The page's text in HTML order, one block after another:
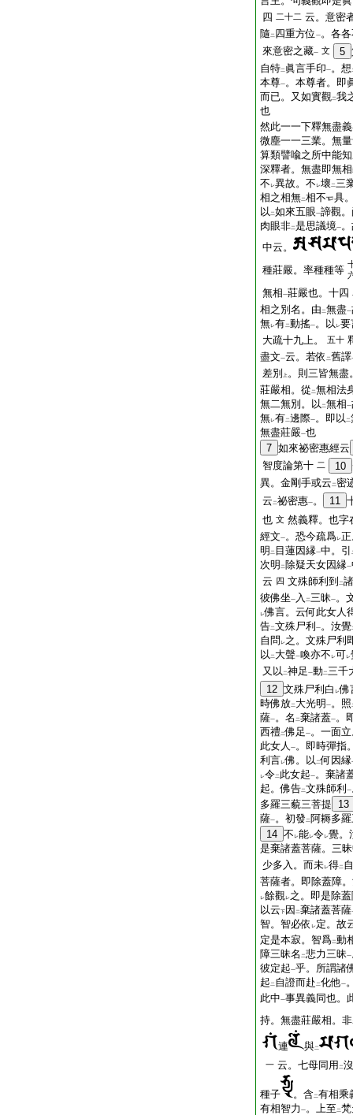
四 二十二 云。意密
隨 二 四重方位 一。各
來意密之藏一 文 5
自特二 眞言手印一。想
本尊一。本尊者。即
而已。又如實觀二我
也
然此一一下釋無盡義
微塵一一三業。無
算類譬喩之所中能知
深釋者。無盡即無
不 レ異故。不 レ壞 二三
相之相無二相不
具
以 二如來五眼一諦觀
肉眼非二是思議境一
中云。
種莊嚴。率種種等
無相一莊嚴也。十四
相之別名。由 二無盡一
無レ有二動搖一。以 レ要
大疏十九上。
五十
盡文一云。若依 二舊譯
差別 上 。則三皆無盡
莊嚴相。從 二無相法
無二無別。以 二無相一
無レ有二邊際一。即以 二
無盡莊嚴一也
7 如來祕密惠經云
智度論第十 二 10
異。金剛手或云 二密
云 二祕密惠一。 11
也 文 然義釋。也字
經文一。恐今疏爲レ
明 二 目蓮因縁一中。引
次明 二 除疑天女因縁一
云 四 文殊師利到 二
彼佛坐一 入 二三昧一。
レ佛言。云何此女人
告二文殊尸利 一。汝覺
自問 レ之。文殊尸利
以 二 大聲一喚亦不 レ可レ
又以 二神足 一動二三千
12 文殊尸利白 レ佛
時佛放二 大光明 一。照
薩一。名 二棄諸蓋一。
西禮 二佛足 一。一面
此女人 一。即時彈指
利言レ佛。以 二何因縁
レ令二 此女起一。棄諸
起。佛告二文殊師利 一
多羅三藐三菩提
13
薩一。初發 二 阿耨多
14 不 レ能レ令レ覺。
是棄諸蓋菩薩。三
少多入。而未レ得二
菩薩者。即除蓋障
レ餘觀レ之。即是除
以云下 因 二棄諸蓋菩薩
智。智必依 レ定。故
定是本寂。智爲二動
障三昧名 二悲力三昧一
彼定起一乎。所謂諸
起 二 自證而赴 二化他一
此中一事異義同也。
持。無盡莊嚴相。非
連 與二
一 云。七母同用 二
種子 。含二有相乘
有相智力 一。上至 二